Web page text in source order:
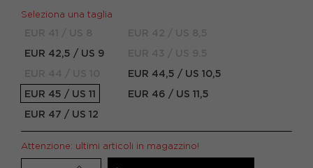
Seleziona una taglia
EUR 42,5 / US 9
EUR 44,5 / US 10,5
EUR 45 / US 11
EUR 46 / US 11,5
EUR 47 / US 12
Attenzione: ultimi articoli in magazzino!